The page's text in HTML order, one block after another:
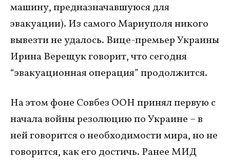
машину, предназначавшуюся для
эвакуации). Из самого Мариуполя никого
вывезти не удалось. Вице-премьер Украины
Ирина Верещук говорит, что сегодня
“эвакуационная операция” продолжится.
На этом фоне Совбез ООН принял первую с
начала войны резолюцию по Украине – в
ней говорится о необходимости мира, но не
говорится, как его достичь. Ранее МИД